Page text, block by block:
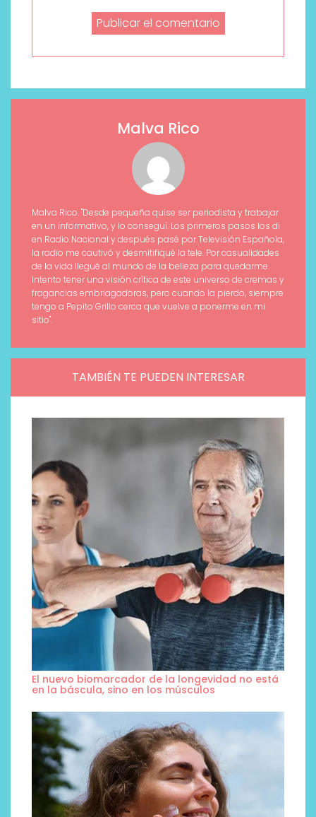
Malva Rico
Malva Rico. "Desde pequeña quise ser periodista y trabajar
en un informativo, y lo conseguí. Los primeros pasos los di
en Radio Nacional y después pasé por Televisión Española,
la radio me cautivó y desmitifiqué la tele. Por casualidades
de la vida llegué al mundo de la belleza para quedarme.
Intento tener una visión crítica de este universo de cremas y
fragancias embriagadoras, pero cuando la pierdo, siempre
tengo a Pepito Grillo cerca que vuelve a ponerme en mi
sitio".
TAMBIÉN TE PUEDEN INTERESAR
El nuevo biomarcador de la longevidad no está
en la báscula, sino en los músculos